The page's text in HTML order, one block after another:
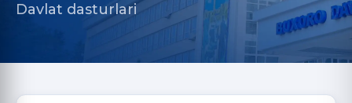
Davlat dasturlari